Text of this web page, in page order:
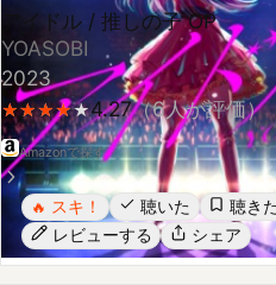
YOASOBI
2023
★
★★
★★
★★
★★4.27（6人が評価）
Amazonで探す
🔥スキ！ 聴いた 聴きたい
レビューする
シェア